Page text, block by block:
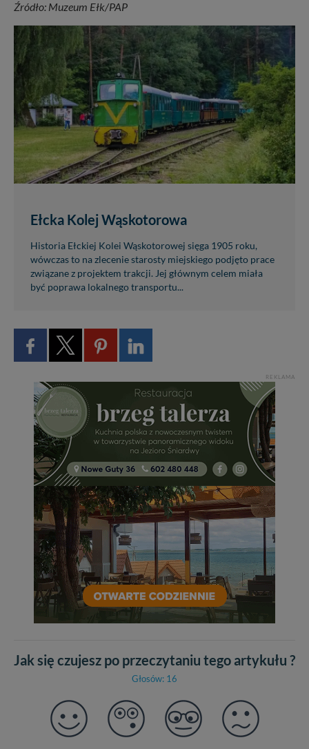
Źródło: Muzeum Ełk/PAP
Ełcka Kolej Wąskotorowa
Historia Ełckiej Kolei Wąskotorowej sięga 1905 roku,
wówczas to na zlecenie starosty miejskiego podjęto prace
związane z projektem trakcji. Jej głównym celem miała
być poprawa lokalnego transportu...
REKLAMA
Jak się czujesz po przeczytaniu tego artykułu ?
Głosów: 16